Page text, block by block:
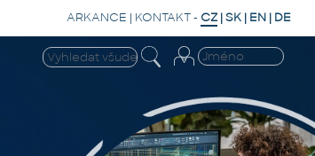
ARKANCE | KONTAKT- CZ |SK | EN | DE